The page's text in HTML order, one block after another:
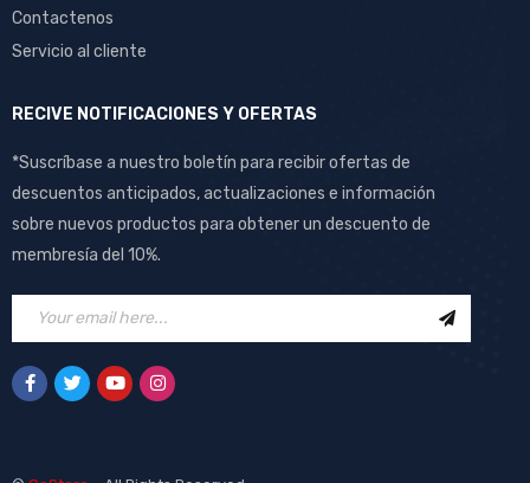
Contactenos
Servicio al cliente
RECIVE NOTIFICACIONES Y OFERTAS
*Suscríbase a nuestro boletín para recibir ofertas de
descuentos anticipados, actualizaciones e información
sobre nuevos productos para obtener un descuento de
membresía del 10%.